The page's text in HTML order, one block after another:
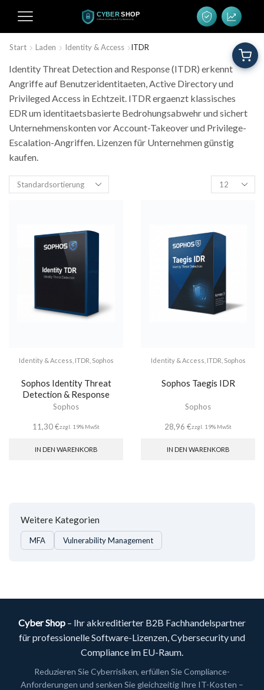
Start Laden Identity & Access ITDR
Identity Threat Detection and Response (ITDR) erkennt
Angriffe auf Benutzeridentitaeten, Active Directory und
Privileged Access in Echtzeit. ITDR ergaenzt klassisches
EDR um identitaetsbasierte Bedrohungsabwehr und sichert
Unternehmenskonten vor Account-Takeover und Privilege-
Escalation-Angriffen. Lizenzen für Unternehmen günstig
kaufen.
Identity & Access ITDR Sophos
Sophos Identity Threat
Detection & Response
Sophos
11,30€zzgl. 19% MwSt
IN DEN WARENKORB
Identity & Access ITDR Sophos
Sophos Taegis IDR
Sophos
28,96 €zzgl. 19% MwSt
IN DEN WARENKORB
Weitere Kategorien
MFA Vulnerability Management
Cyber Shop – Ihr akkreditierter B2B Fachhandelspartner
für professionelle Software-Lizenzen, Cybersecurity und
Compliance im EU-Raum.
Reduzieren Sie Cyberrisiken, erfüllen Sie Compliance-
Anforderungen und senken Sie gleichzeitig Ihre IT-Kosten –